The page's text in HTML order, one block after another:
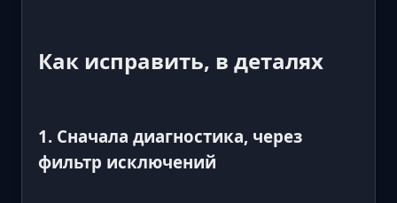
Как исправить, в деталях
1. Сначала диагностика, через
фильтр исключений